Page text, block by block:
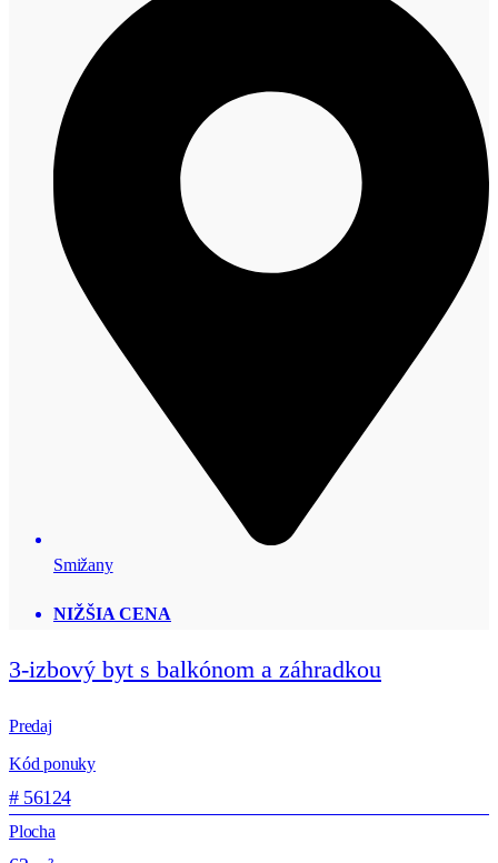
Smižany
NIŽŠIA CENA
3-izbový byt s balkónom a záhradkou
Predaj
Kód ponuky
# 56124
Plocha